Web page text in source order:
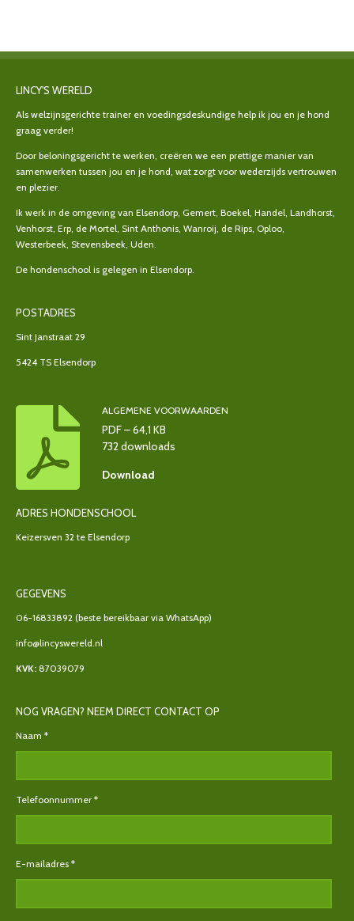
LINCY'S WERELD
Als welzijnsgerichte trainer en voedingsdeskundige help ik jou en je hond
graag verder!
Door beloningsgericht te werken, creëren we een prettige manier van
samenwerken tussen jou en je hond, wat zorgt voor wederzijds vertrouwen
en plezier.
Ik werk in de omgeving van Elsendorp, Gemert, Boekel, Handel, Landhorst,
Venhorst, Erp, de Mortel, Sint Anthonis, Wanroij, de Rips, Oploo,
Westerbeek, Stevensbeek, Uden.
De hondenschool is gelegen in Elsendorp.
POSTADRES
Sint Janstraat 29
5424 TS Elsendorp
ALGEMENE VOORWAARDEN
PDF – 64,1 KB
732 downloads
Download
ADRES HONDENSCHOOL
Keizersven 32 te Elsendorp
GEGEVENS
06-16833892 (beste bereikbaar via WhatsApp)
info@lincyswereld.nl
KVK: 87039079
NOG VRAGEN? NEEM DIRECT CONTACT OP
Naam *
Telefoonnummer *
E-mailadres *